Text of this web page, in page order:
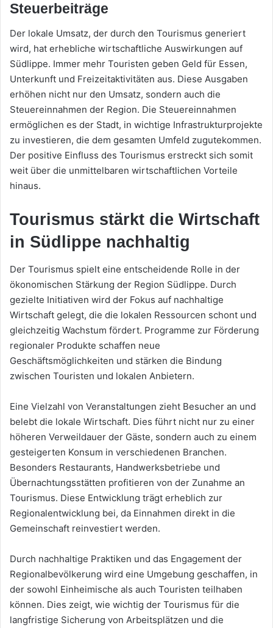
Steuerbeiträge
Der lokale Umsatz, der durch den Tourismus generiert
wird, hat erhebliche wirtschaftliche Auswirkungen auf
Südlippe. Immer mehr Touristen geben Geld für Essen,
Unterkunft und Freizeitaktivitäten aus. Diese Ausgaben
erhöhen nicht nur den Umsatz, sondern auch die
Steuereinnahmen der Region. Die Steuereinnahmen
ermöglichen es der Stadt, in wichtige Infrastrukturprojekte
zu investieren, die dem gesamten Umfeld zugutekommen.
Der positive Einfluss des Tourismus erstreckt sich somit
weit über die unmittelbaren wirtschaftlichen Vorteile
hinaus.
Tourismus stärkt die Wirtschaft
in Südlippe nachhaltig
Der Tourismus spielt eine entscheidende Rolle in der
ökonomischen Stärkung der Region Südlippe. Durch
gezielte Initiativen wird der Fokus auf nachhaltige
Wirtschaft gelegt, die die lokalen Ressourcen schont und
gleichzeitig Wachstum fördert. Programme zur Förderung
regionaler Produkte schaffen neue
Geschäftsmöglichkeiten und stärken die Bindung
zwischen Touristen und lokalen Anbietern.
Eine Vielzahl von Veranstaltungen zieht Besucher an und
belebt die lokale Wirtschaft. Dies führt nicht nur zu einer
höheren Verweildauer der Gäste, sondern auch zu einem
gesteigerten Konsum in verschiedenen Branchen.
Besonders Restaurants, Handwerksbetriebe und
Übernachtungsstätten profitieren von der Zunahme an
Tourismus. Diese Entwicklung trägt erheblich zur
Regionalentwicklung bei, da Einnahmen direkt in die
Gemeinschaft reinvestiert werden.
Durch nachhaltige Praktiken und das Engagement der
Regionalbevölkerung wird eine Umgebung geschaffen, in
der sowohl Einheimische als auch Touristen teilhaben
können. Dies zeigt, wie wichtig der Tourismus für die
langfristige Sicherung von Arbeitsplätzen und die